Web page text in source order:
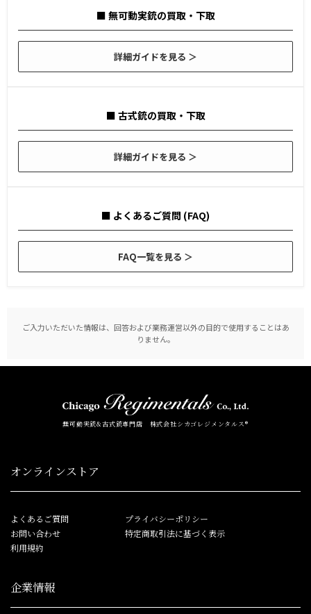
■ 無可動実銃の買取・下取
詳細ガイドを見る ＞
■ 古式銃の買取・下取
詳細ガイドを見る ＞
■ よくあるご質問 (FAQ)
FAQ一覧を見る ＞
ご入力いただいた情報は、回答および業務運営以外の目的で使用することはあ
りません。
無可動実銃&古式銃専門店 株式会社シカゴレジメンタルス®
オンラインストア
よくあるご質問
お問い合わせ
利用規約
プライバシーポリシー
特定商取引法に基づく表示
企業情報